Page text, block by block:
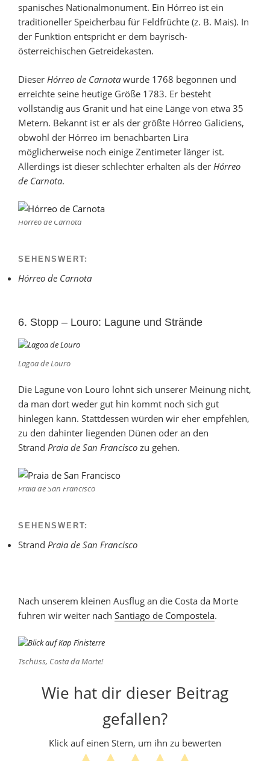
spanisches Nationalmonument. Ein Hórreo ist ein
traditioneller Speicherbau für Feldfrüchte (z. B. Mais). In
der Funktion entspricht er dem bayrisch-
österreichischen Getreidekasten.
Dieser Hórreo de Carnota wurde 1768 begonnen und
erreichte seine heutige Größe 1783. Er besteht
vollständig aus Granit und hat eine Länge von etwa 35
Metern. Bekannt ist er als der größte Hórreo Galiciens,
obwohl der Hórreo im benachbarten Lira
möglicherweise noch einige Zentimeter länger ist.
Allerdings ist dieser schlechter erhalten als der Hórreo
de Carnota.
Hórreo de Carnota
SEHENSWERT:
Hórreo de Carnota
6. Stopp – Louro: Lagune und Strände
Lagoa de Louro
Die Lagune von Louro lohnt sich unserer Meinung nicht,
da man dort weder gut hin kommt noch sich gut
hinlegen kann. Stattdessen würden wir eher empfehlen,
zu den dahinter liegenden Dünen oder an den
Strand Praia de San Francisco zu gehen.
Praia de San Francisco
SEHENSWERT:
Strand Praia de San Francisco
Nach unserem kleinen Ausflug an die Costa da Morte
fuhren wir weiter nach Santiago de Compostela.
Tschüss, Costa da Morte!
Wie hat dir dieser Beitrag
gefallen?
Klick auf einen Stern, um ihn zu bewerten